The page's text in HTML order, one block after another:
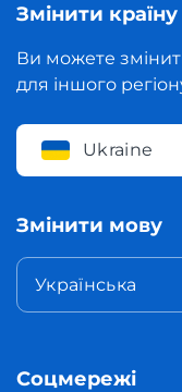
Змінити країну
Ви можете
для іншого
Ukraine
Змінити мову
Українська
Соцмережі